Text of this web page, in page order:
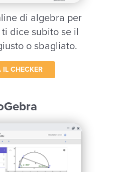
di algebra per
dice subito se il
o sbagliato.
IL CHECKER